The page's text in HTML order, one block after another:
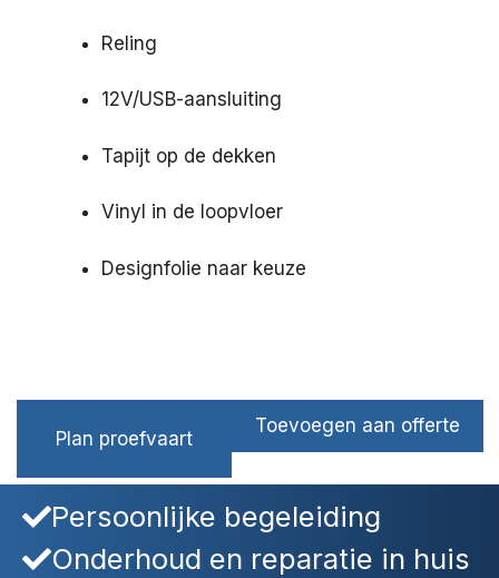
Reling
12V/USB-aansluiting
Tapijt op de dekken
Vinyl in de loopvloer
Designfolie naar keuze
Plan proefvaart
Toevoegen aan offerte
Persoonlijke begeleiding
Onderhoud en reparatie in huis